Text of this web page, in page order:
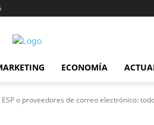
ECONOMÍA
ESP o proveedores de correo electrónico: